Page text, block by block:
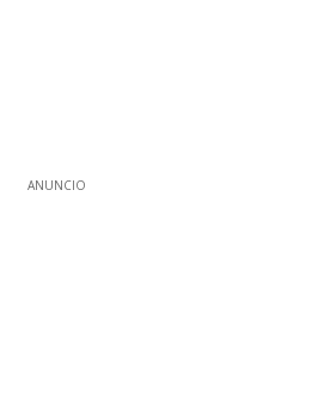
ANUNCIO